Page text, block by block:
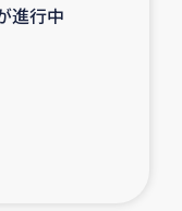
栄養改善事業
進行中